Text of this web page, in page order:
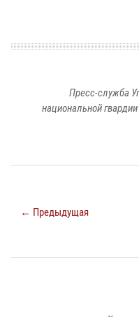
Пресс-служба
национальной
← Предыдущая